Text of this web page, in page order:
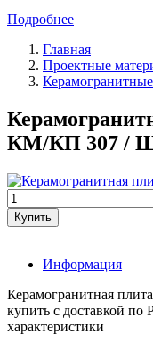
Подробнее
Главная
Проектные
КМ/КП 307 /
Информация
Керамогранитная
купить с доставкой по
характеристики